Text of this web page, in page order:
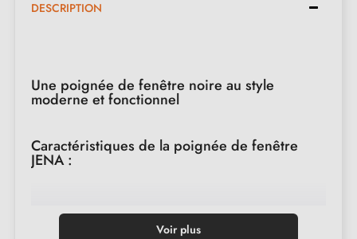
DESCRIPTION
Une poignée de fenêtre noire au style
moderne et fonctionnel
Caractéristiques de la poignée de fenêtre
JENA :
Type: Poignée de fenêtre oscillo-battante
Voir plus